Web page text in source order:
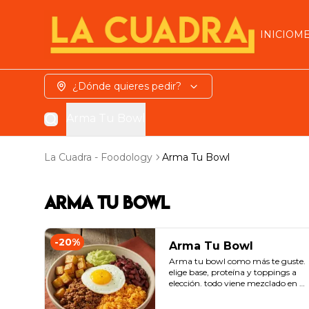
INICIO
¿Dónde quieres pedir?
La Cuadra - Foodology Arma Tu Bowl
Arma Tu Bowl
-20% Arma Tu Bowl
Arma tu bowl como más te guste.
elige base, proteína y toppings a
elección. todo viene mezclado en